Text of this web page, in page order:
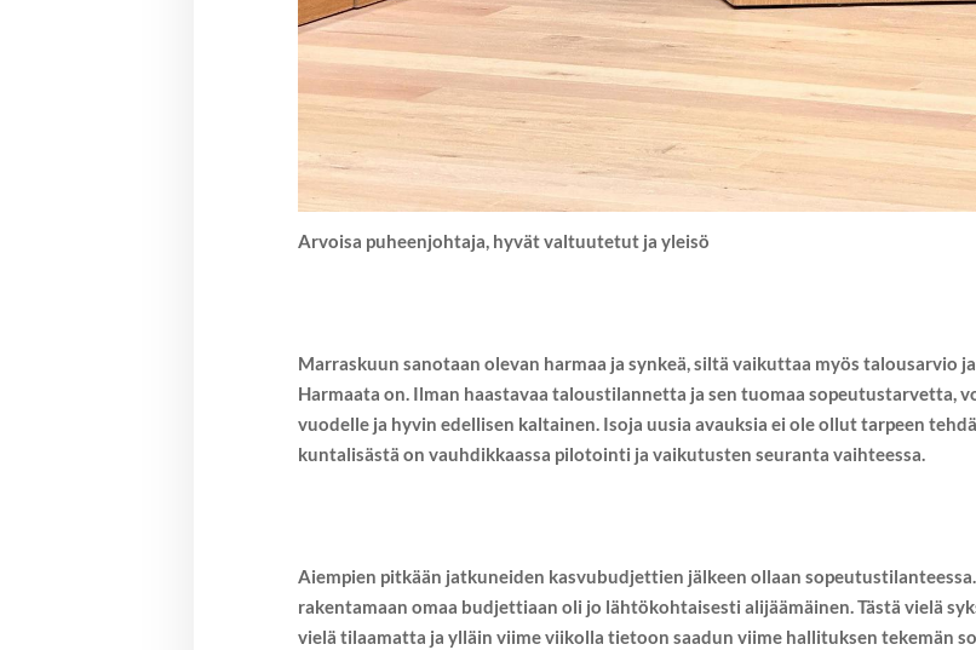
Arvoisa puheenjohtaja, hyvät valtuutetut ja yleisö
Marraskuun sanotaan olevan harmaa ja synkeä, siltä vaikuttaa myös talousarvio
Harmaata on. Ilman haastavaa taloustilannetta ja sen tuomaa sopeutustarvetta,
vuodelle ja hyvin edellisen kaltainen. Isoja uusia avauksia ei ole ollut tarpeen
kuntalisästä on vauhdikkaassa pilotointi ja vaikutusten seuranta vaihteessa.
Aiempien pitkään jatkuneiden kasvubudjettien jälkeen ollaan
rakentamaan omaa budjettiaan oli jo lähtökohtaisesti alijäämäinen. Tästä vielä
vielä tilaamatta ja ylläin viime viikolla tietoon saadun viime hallituksen tekemän